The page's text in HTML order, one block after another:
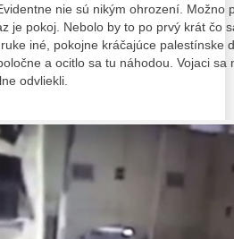
nie sú nikým ohrození. Možno
je pokoj. Nebolo by to po prvý krát čo
iné, pokojne kráčajúce palestínske
a ocitlo sa tu náhodou. Vojaci sa
odvliekli.